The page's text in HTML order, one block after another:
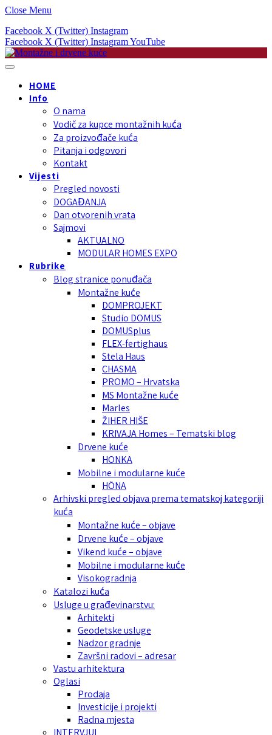
Close Menu
Facebook X (Twitter) Instagram
Facebook X (Twitter) InstagramYouTube
HOME
Info
O nama
Vodič za kupce montažnih kuća
Za proizvođače kuća
Pitanja i odgovori
Kontakt
Vijesti
Pregled novosti
DOGAĐANJA
Dan otvorenih vrata
Sajmovi
AKTUALNO
MODULAR HOMES EXPO
Rubrike
Blog stranice ponuđača
Montažne kuće
DOMPROJEKT
Studio DOMUS
DOMUSplus
FLEX-fertighaus
Stela Haus
CHASMA
PROMO – Hrvatska
MS Montažne kuće
Marles
ŽIHER HIŠE
KRIVAJA Homes – Tematski blog
Drvene kuće
HONKA
Mobilne i modularne kuće
HÖNA
Arhivski pregled objava prema tematskoj kategoriji
kuća
Montažne kuće – objave
Drvene kuće – objave
Vikend kuće – objave
Mobilne i modularne kuće
Visokogradnja
Katalozi kuća
Usluge u građevinarstvu:
Arhitekti
Geodetske usluge
Nadzor gradnje
Završni radovi – adresar
Vastu arhitektura
Oglasi
Prodaja
Investicije i projekti
Radna mjesta
INTERVJUI